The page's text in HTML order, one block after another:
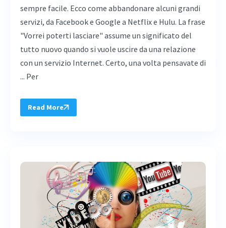
sempre facile. Ecco come abbandonare alcuni grandi
servizi, da Facebook e Google a Netflix e Hulu. La frase
"Vorrei poterti lasciare" assume un significato del
tutto nuovo quando si vuole uscire da una relazione
con un servizio Internet. Certo, una volta pensavate di
... Per
Read More